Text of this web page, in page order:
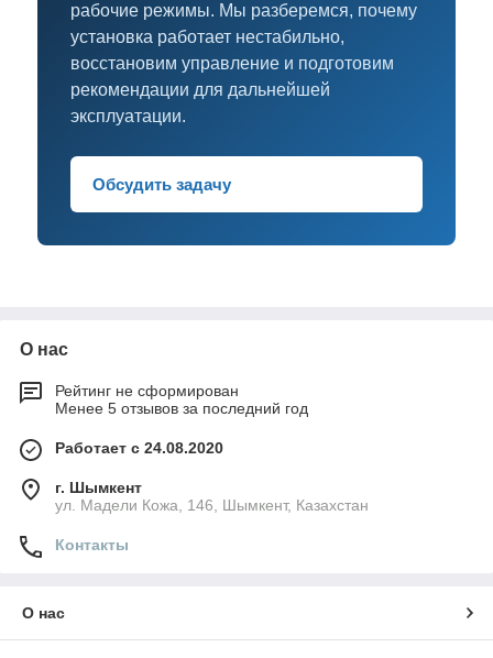
рабочие режимы. Мы разберемся, почему
установка работает нестабильно,
восстановим управление и подготовим
рекомендации для дальнейшей
эксплуатации.
Обсудить задачу
О нас
Рейтинг не сформирован
Менее 5 отзывов за последний год
Работает с 24.08.2020
г. Шымкент
ул. Мадели Кожа, 146, Шымкент, Казахстан
Контакты
О нас